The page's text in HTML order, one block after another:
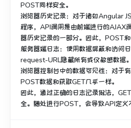
POST同样安全。
浏览器历史记录：对于诸如Angular
程序，API调用是由前端进行的AJAX调
器历史记录的一部分。 因此，POST和
服务器端日志：使用数据屏蔽和访问
request-URL隐藏所有或仅敏感数据。
浏览器控制台中的数据可见性： 对于
POST数据和获取GET几乎一样。
因此，通过正确的日志记录做法，
全。 随处进行POST，会导致API定义